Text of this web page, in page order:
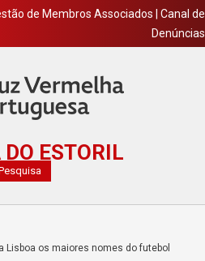
de Membros Associados
Canal de
Denúncias
DO ESTORIL
Lisboa os maiores nomes do futebol